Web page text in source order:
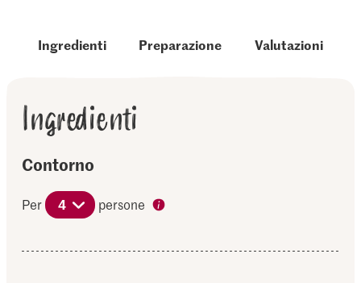
Ingredienti Preparazione Valutazioni
Ingredienti
Contorno
Per 4 persone